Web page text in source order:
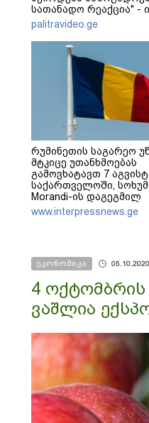
სათანადო რეაქცია" -
კობახიძე
palitravideo.ge
რუმინეთის საგარეო
მტკიცე უთანხმოებას
გამოვხატავთ 7
საქართველოში,
Morandi-ის დაგეგმილ
გამოსვლასთან
მტკიცედ ვადასტურებთ
მიმართ
www.interpressnews.ge
ეკონომიკა
4
ვაშლია